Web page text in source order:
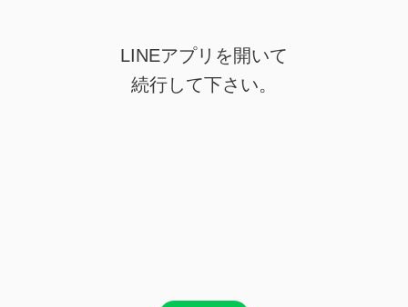
LINEアプリを開いて
続行して下さい。